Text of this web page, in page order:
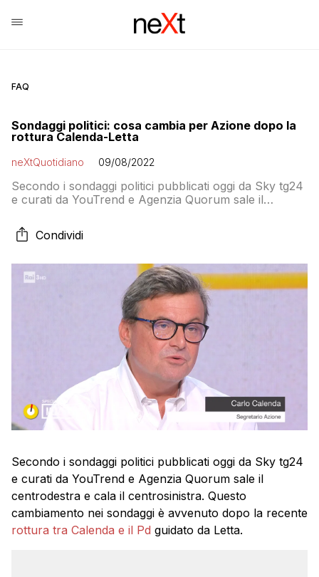
FAQ
Sondaggi politici: cosa cambia per Azione dopo la
rottura Calenda-Letta
neXtQuotidiano 09/08/2022
Secondo i sondaggi politici pubblicati oggi da Sky tg24
e curati da YouTrend e Agenzia Quorum sale il
Condividi
Secondo i sondaggi politici pubblicati oggi da Sky tg24
e curati da YouTrend e Agenzia Quorum sale il
centrodestra e cala il centrosinistra. Questo
cambiamento nei sondaggi è avvenuto dopo la recente
rottura tra Calenda e il Pd guidato da Letta.